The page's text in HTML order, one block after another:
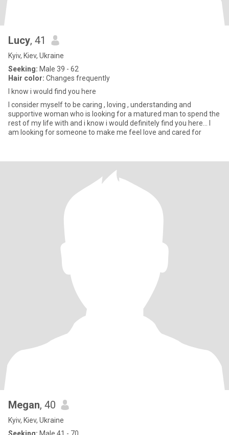
Lucy, 41
Kyiv, Kiev, Ukraine
Seeking: Male 39 - 62
Hair color: Changes frequently
I know i would find you here
I consider myself to be caring , loving , understanding and
supportive woman who is looking for a matured man to spend the
rest of my life with and i know i would definitely find you here... I
am looking for someone to make me feel love and cared for
Megan, 40
Kyiv, Kiev, Ukraine